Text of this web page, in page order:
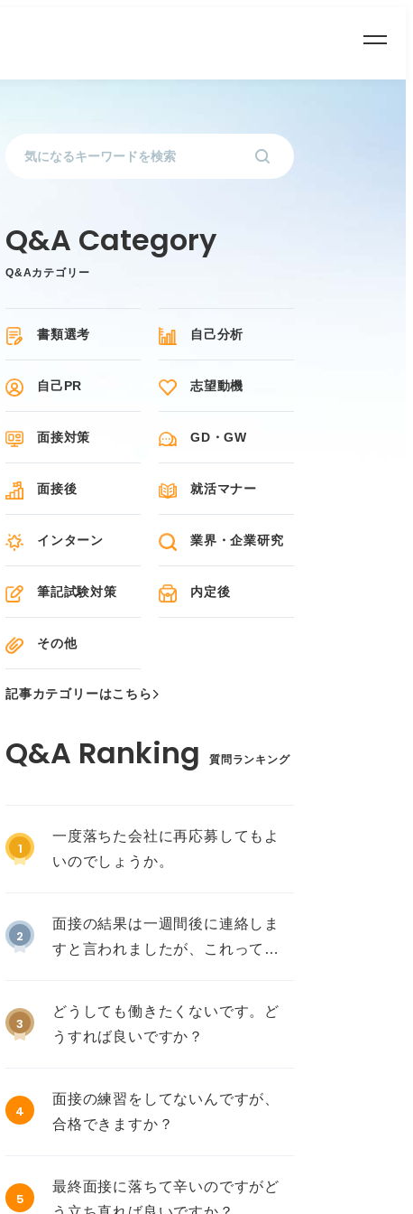
Q&Aカテゴリー
書類選考 自己分析
自己PR 志望動機
面接対策 GD・GW
面接後 就活マナー
インターン 業界・企業研究
筆記試験対策 内定後
その他
記事カテゴリーはこちら
質問ランキング
1
一度落ちた会社に再応募してもよ
いのでしょうか。
2
面接の結果は一週間後に連絡しま
すと言われましたが、これって不
3
どうしても働きたくないです。ど
うすれば良いですか？
4
面接の練習をしてないんですが、
合格できますか？
5
最終面接に落ちて辛いのですがど